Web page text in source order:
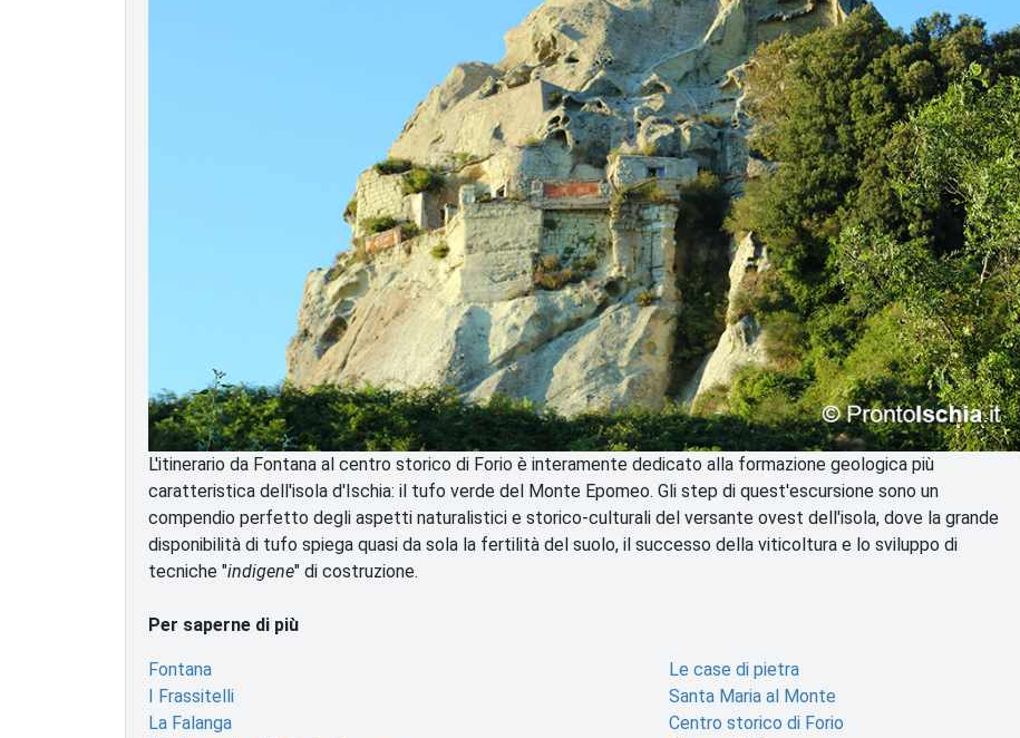
L'itinerario da Fontana al centro storico di Forio è interamente dedicato alla formazione geologica più
caratteristica dell'isola d'Ischia: il tufo verde del Monte Epomeo. Gli step di quest'escursione sono un
compendio perfetto degli aspetti naturalistici e storico-culturali del versante ovest dell'isola, dove la grande
disponibilità di tufo spiega quasi da sola la fertilità del suolo, il successo della viticoltura e lo sviluppo di
tecniche "indigene" di costruzione.
Per saperne di più
Fontana
Le case di pietra
I Frassitelli
Santa Maria al Monte
La Falanga
Centro storico di Forio